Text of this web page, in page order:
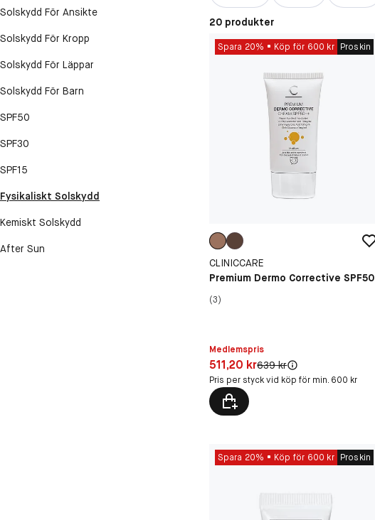
Solskydd För Ansikte
Solskydd För Kropp
Solskydd För Läppar
Solskydd För Barn
SPF50
SPF30
SPF15
Fysikaliskt Solskydd
Kemiskt Solskydd
After Sun
20 produkter
Spara 20% Köp för 600 kr Proskin
CLINICCARE
Premium Dermo Corrective SPF50
(3)
Medlemspris
Pris: 511,20 kr
511,20 krOriginal pris:
639 kr
Pris per styck vid köp för min. 600 kr
Spara 20% Köp för 600 kr Proskin